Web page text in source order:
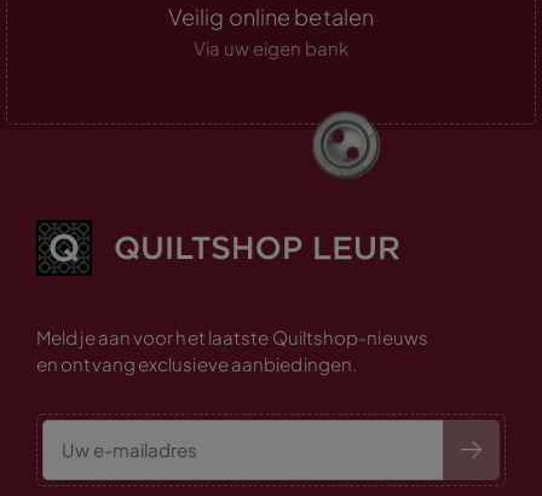
Veilig online betalen
Via uw eigen bank
Meld je aan voor het laatste Quiltshop-nieuws
en ontvang exclusieve aanbiedingen.